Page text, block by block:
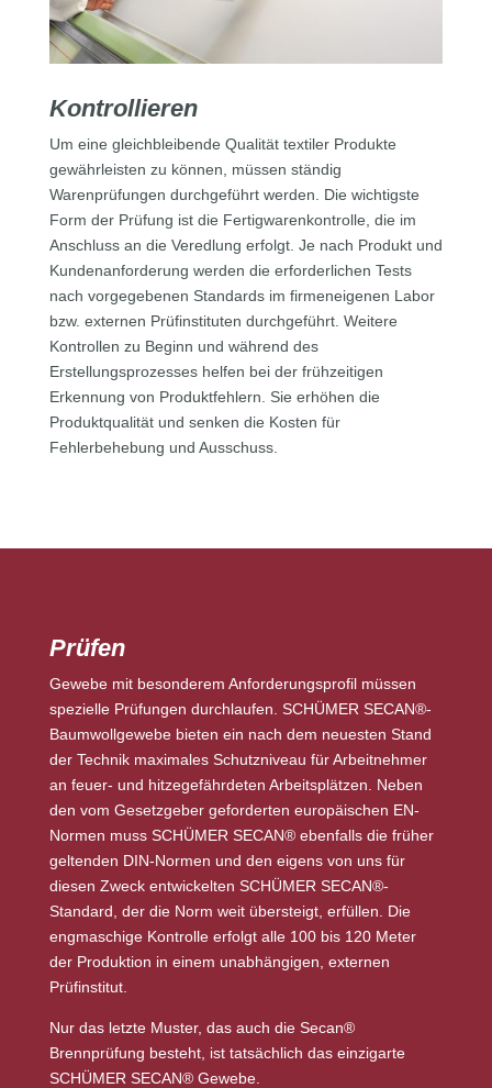
Kontrollieren
Um eine gleichbleibende Qualität textiler Produkte
gewährleisten zu können, müssen ständig
Warenprüfungen durchgeführt werden. Die wichtigste
Form der Prüfung ist die Fertigwarenkontrolle, die im
Anschluss an die Veredlung erfolgt. Je nach Produkt und
Kundenanforderung werden die erforderlichen Tests
nach vorgegebenen Standards im firmeneigenen Labor
bzw. externen Prüfinstituten durchgeführt. Weitere
Kontrollen zu Beginn und während des
Erstellungsprozesses helfen bei der frühzeitigen
Erkennung von Produktfehlern. Sie erhöhen die
Produktqualität und senken die Kosten für
Fehlerbehebung und Ausschuss.
Prüfen
Gewebe mit besonderem Anforderungsprofil müssen
spezielle Prüfungen durchlaufen. SCHÜMER SECAN®-
Baumwollgewebe bieten ein nach dem neuesten Stand
der Technik maximales Schutzniveau für Arbeitnehmer
an feuer- und hitzegefährdeten Arbeitsplätzen. Neben
den vom Gesetzgeber geforderten europäischen EN-
Normen muss SCHÜMER SECAN® ebenfalls die früher
geltenden DIN-Normen und den eigens von uns für
diesen Zweck entwickelten SCHÜMER SECAN®-
Standard, der die Norm weit übersteigt, erfüllen. Die
engmaschige Kontrolle erfolgt alle 100 bis 120 Meter
der Produktion in einem unabhängigen, externen
Prüfinstitut.
Nur das letzte Muster, das auch die Secan®
Brennprüfung besteht, ist tatsächlich das einzigarte
SCHÜMER SECAN® Gewebe.